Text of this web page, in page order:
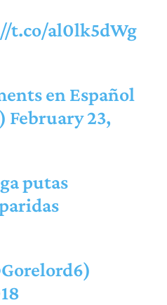
t.co/al0lk5dWg
en Español
February 23,
putas